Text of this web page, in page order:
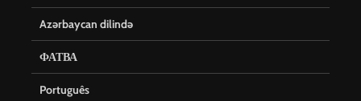
Azərbaycan dilində
ФАТВА
Português